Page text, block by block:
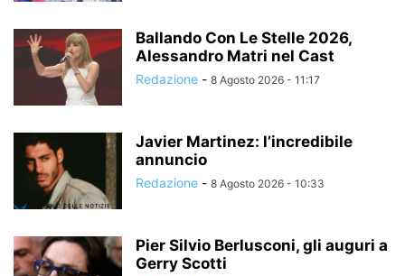
Ballando Con Le Stelle 2026,
Alessandro Matri nel Cast
Redazione - 8 Agosto 2026 - 11:17
Javier Martinez: l’incredibile
annuncio
Redazione - 8 Agosto 2026 - 10:33
Pier Silvio Berlusconi, gli auguri a
Gerry Scotti